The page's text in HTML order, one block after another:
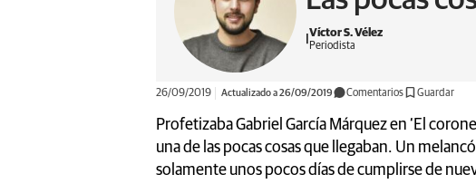
Víctor S. Vélez
Periodista
26/09/2019 Actualizado a 26/09/2019 Comentarios Guardar
Profetizaba Gabriel García Márquez en ‘El
una de las pocas cosas que llegaban. Un
solamente unos pocos días de cumplirse de